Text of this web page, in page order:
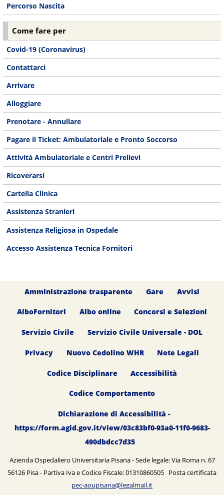
Percorso Nascita
Come fare per
Covid-19 (Coronavirus)
Contattarci
Arrivare
Alloggiare
Prenotare - Annullare
Pagare il Ticket: Ambulatoriale e Pronto Soccorso
Attività Ambulatoriale e Centri Prelievi
Ricoverarsi
Cartella Clinica
Assistenza Stranieri
Assistenza Religiosa in Ospedale
Accesso Assistenza Tecnica Fornitori
Amministrazione trasparente Gare Avvisi
AlboFornitori Albo online Concorsi e Selezioni
Servizio Civile Servizio Civile Universale - DOL
Privacy Nuovo Cedolino WHR Note Legali
Codice Disciplinare Accessibilità
Codice Comportamento
Dichiarazione di Accessibilità -
https://form.agid.gov.it/view/03c83bf0-93a0-11f0-9683-
490dbdcc7d35
Azienda Ospedaliero Universitaria Pisana - Sede legale: Via Roma n. 67
56126 Pisa - Partiva Iva e Codice Fiscale: 01310860505 Posta certificata
pec-aoupisana@legalmail.it